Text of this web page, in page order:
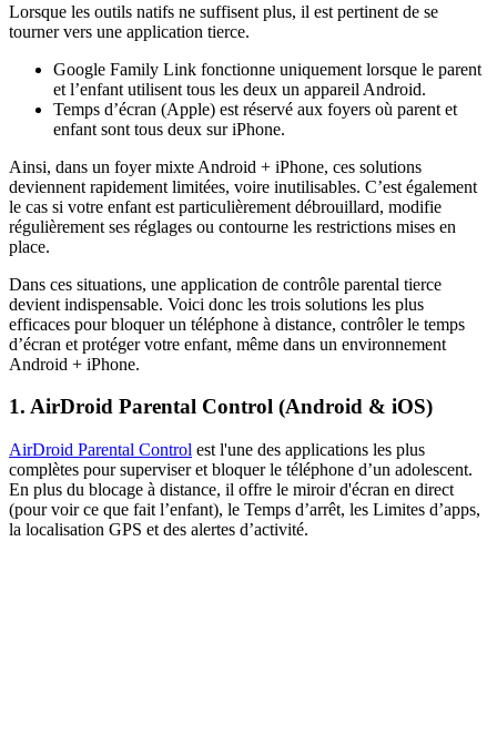
Lorsque les outils natifs ne suffisent plus, il est pertinent de se
tourner vers une application tierce.
Google Family Link fonctionne uniquement lorsque le parent
et l’enfant utilisent tous les deux un appareil Android.
Temps d’écran (Apple) est réservé aux foyers où parent et
enfant sont tous deux sur iPhone.
Ainsi, dans un foyer mixte Android + iPhone, ces solutions
deviennent rapidement limitées, voire inutilisables. C’est également
le cas si votre enfant est particulièrement débrouillard, modifie
régulièrement ses réglages ou contourne les restrictions mises en
place.
Dans ces situations, une application de contrôle parental tierce
devient indispensable. Voici donc les trois solutions les plus
efficaces pour bloquer un téléphone à distance, contrôler le temps
d’écran et protéger votre enfant, même dans un environnement
Android + iPhone.
1. AirDroid Parental Control (Android & iOS)
AirDroid Parental Control est l'une des applications les plus
complètes pour superviser et bloquer le téléphone d’un adolescent.
En plus du blocage à distance, il offre le miroir d'écran en direct
(pour voir ce que fait l’enfant), le Temps d’arrêt, les Limites d’apps,
la localisation GPS et des alertes d’activité.